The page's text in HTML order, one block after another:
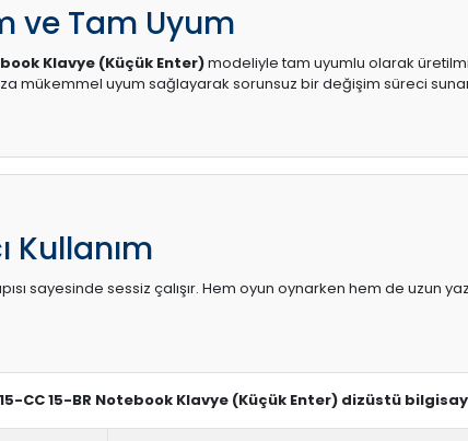
ve Tam Uyum
Klavye (Küçük Enter)modeliyle tam uyumlu olarak
mükemmel uyum sağlayarak sorunsuz bir değişim süreci
Kullanım
sayesinde sessiz çalışır. Hem oyun oynarken hem de uzun
CC 15-BR Notebook Klavye (Küçük Enter) dizüstü